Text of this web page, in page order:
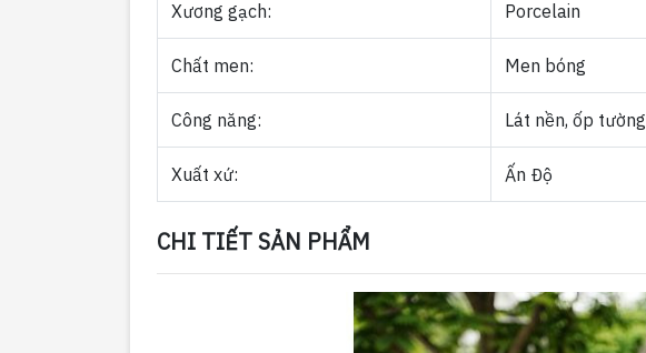
Xương gạch: Porcelain
Chất men: Men bóng
Công năng: Lát nền, ốp tường
Xuất xứ: Ấn Độ
CHI TIẾT SẢN PHẨM